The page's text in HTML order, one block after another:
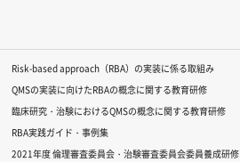
Risk-based approach（RBA）の実装に係る取組み
QMSの実装に向けたRBAの概念に関する教育研修
臨床研究・治験におけるQMSの概念に関する教育研修
RBA実践ガイド・事例集
2021年度 倫理審査委員会・治験審査委員会委員養成研修